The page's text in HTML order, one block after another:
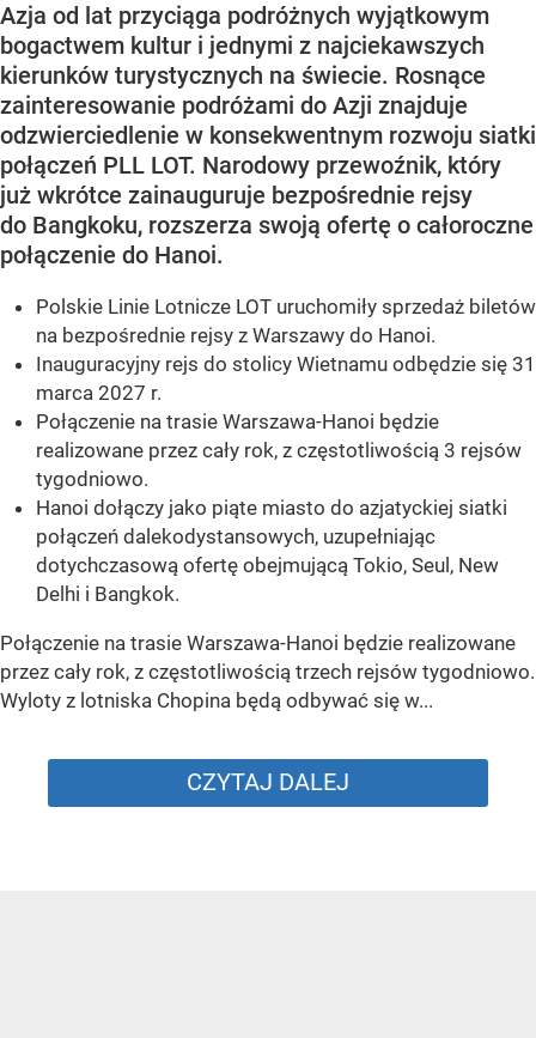
Azja od lat przyciąga podróżnych wyjątkowym
bogactwem kultur i jednymi z najciekawszych
kierunków turystycznych na świecie. Rosnące
zainteresowanie podróżami do Azji znajduje
odzwierciedlenie w konsekwentnym rozwoju siatki
połączeń PLL LOT. Narodowy przewoźnik, który
już wkrótce zainauguruje bezpośrednie rejsy
do Bangkoku, rozszerza swoją ofertę o całoroczne
połączenie do Hanoi.
Polskie Linie Lotnicze LOT uruchomiły sprzedaż biletów
na bezpośrednie rejsy z Warszawy do Hanoi.
Inauguracyjny rejs do stolicy Wietnamu odbędzie się 31
marca 2027 r.
Połączenie na trasie Warszawa-Hanoi będzie
realizowane przez cały rok, z częstotliwością 3 rejsów
tygodniowo.
Hanoi dołączy jako piąte miasto do azjatyckiej siatki
połączeń dalekodystansowych, uzupełniając
dotychczasową ofertę obejmującą Tokio, Seul, New
Delhi i Bangkok.
Połączenie na trasie Warszawa-Hanoi będzie realizowane
przez cały rok, z częstotliwością trzech rejsów tygodniowo.
Wyloty z lotniska Chopina będą odbywać się w...
CZYTAJ DALEJ